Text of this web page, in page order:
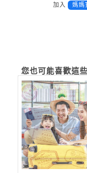
加入 媽媽
您也可能喜歡這